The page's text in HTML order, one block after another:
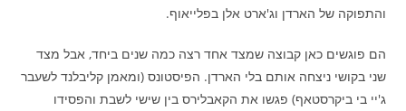
והתפוקה של הארדן וג'ארט אלן בפלייאוף.
הם פוגשים כאן קבוצה שמצד אחד רצה כמה שנים ביחד, אבל מצד
שני בקושי ניצחה אותם בלי הארדן. הפיסטונס (ומאמן קליבלנד לשעבר
ג'יי בי ביקרסטאף) פגשו את הקאבלירס בין שישי לשבת והפסידו